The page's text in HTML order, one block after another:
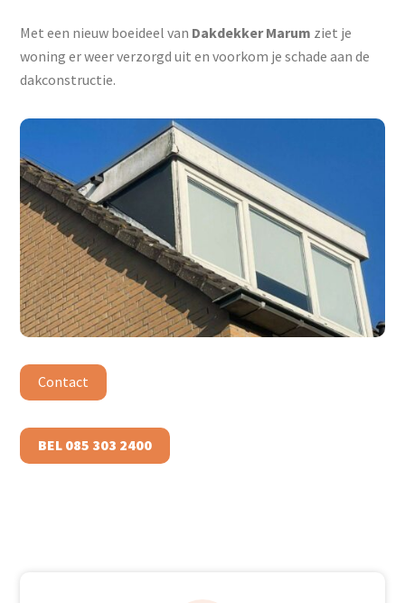
Met een nieuw boeideel van Dakdekker Marum ziet je
woning er weer verzorgd uit en voorkom je schade aan de
dakconstructie.
Contact
BEL 085 303 2400